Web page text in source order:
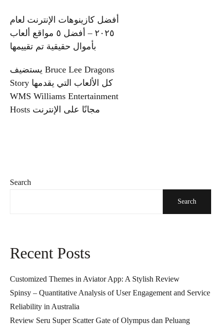
Search
Search
Recent Posts
Customized Themes in Aviator App: A Stylish Review
Spinsy – Quantitative Analysis of User Engagement and Service
Reliability in Australia
Review Seru Super Scatter Gate of Olympus dan Peluang
Post
navigation
أفضل كازينوهات الإنترنت لعام
٢٠٢٥ – أفضل ٥ مواقع ألعاب
بأموال حقيقية تم تقييمها
يستضيف Bruce Lee Dragons
Story كل الألعاب التي يقدمها
WMS Williams Entertainment
Hosts مجانًا على الإنترنت